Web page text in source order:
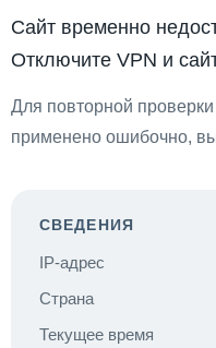
Сайт временно
Отключите VPN и
Для повторной
применено ошибочно,
СВЕДЕНИЯ
IP-адрес
Страна
Текущее время